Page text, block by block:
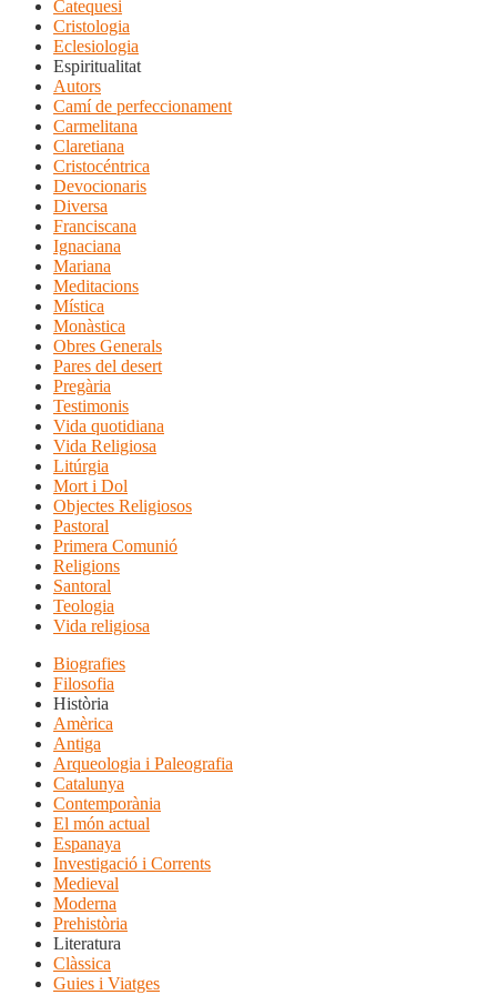
Catequesi
Cristologia
Eclesiologia
Espiritualitat
Autors
Camí de perfeccionament
Carmelitana
Claretiana
Cristocéntrica
Devocionaris
Diversa
Franciscana
Ignaciana
Mariana
Meditacions
Mística
Monàstica
Obres Generals
Pares del desert
Pregària
Testimonis
Vida quotidiana
Vida Religiosa
Litúrgia
Mort i Dol
Objectes Religiosos
Pastoral
Primera Comunió
Religions
Santoral
Teologia
Vida religiosa
Biografies
Filosofia
Història
Amèrica
Antiga
Arqueologia i Paleografia
Catalunya
Contemporània
El món actual
Espanaya
Investigació i Corrents
Medieval
Moderna
Prehistòria
Literatura
Clàssica
Guies i Viatges